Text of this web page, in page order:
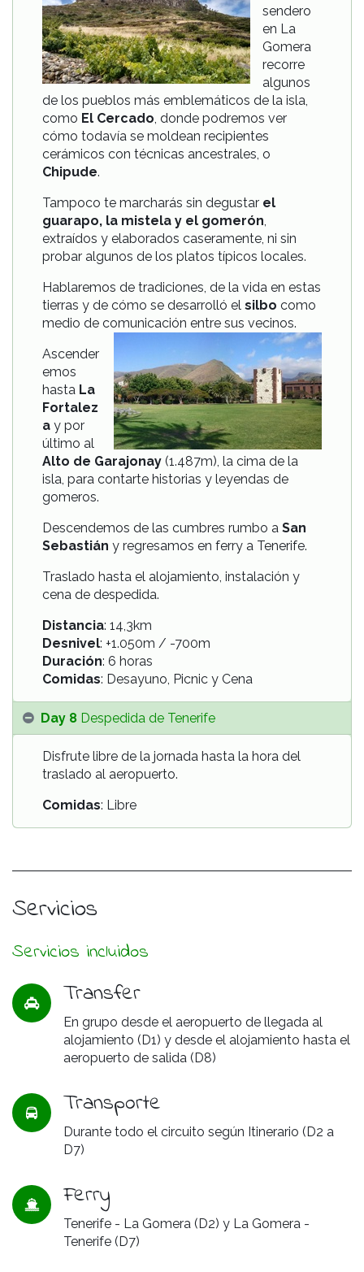
sendero
en La
Gomera
recorre
algunos
de los pueblos más emblemáticos de la isla,
como El Cercado, donde podremos ver
cómo todavía se moldean recipientes
cerámicos con técnicas ancestrales, o
Chipude.
Tampoco te marcharás sin degustar el
guarapo, la mistela y el gomerón,
extraídos y elaborados caseramente, ni sin
probar algunos de los platos típicos locales.
Hablaremos de tradiciones, de la vida en estas
tierras y de cómo se desarrolló el silbo como
medio de comunicación entre sus vecinos.
Ascender
emos
hasta La
Fortalez
a y por
último al
Alto de Garajonay (1.487m), la cima de la
isla, para contarte historias y leyendas de
gomeros.
Descendemos de las cumbres rumbo a San
Sebastián y regresamos en ferry a Tenerife.
Traslado hasta el alojamiento, instalación y
cena de despedida.
Distancia: 14,3km
Desnivel: +1.050m / -700m
Duración: 6 horas
Comidas: Desayuno, Picnic y Cena
Day 8 Despedida de Tenerife
Disfrute libre de la jornada hasta la hora del
traslado al aeropuerto.
Comidas: Libre
Servicios
Servicios incluidos
Transfer
En grupo desde el aeropuerto de llegada al
alojamiento (D1) y desde el alojamiento hasta el
aeropuerto de salida (D8)
Transporte
Durante todo el circuito según Itinerario (D2 a
D7)
Ferry
Tenerife - La Gomera (D2) y La Gomera -
Tenerife (D7)